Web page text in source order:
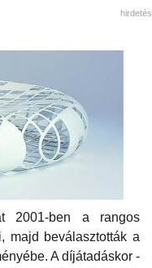
hirdetés
2001-ben a rangos
majd beválasztották a
A díjátadáskor -